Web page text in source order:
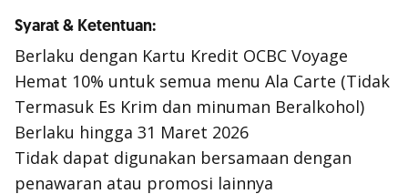
Syarat & Ketentuan:
Berlaku dengan Kartu Kredit OCBC Voyage
Hemat 10% untuk semua menu Ala Carte (Tidak
Termasuk Es Krim dan minuman Beralkohol)
Berlaku hingga 31 Maret 2026
Tidak dapat digunakan bersamaan dengan
penawaran atau promosi lainnya